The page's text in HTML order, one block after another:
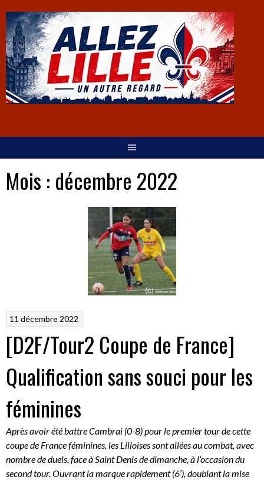
Mois : décembre 2022
11 décembre 2022
[D2F/Tour2 Coupe de France]
Qualification sans souci pour les
féminines
Après avoir été battre Cambrai (0-8) pour le premier tour de cette
coupe de France féminines, les Lilloises sont allées au combat, avec
nombre de duels, face à Saint Denis de dimanche, à l’occasion du
second tour. Ouvrant la marque rapidement (6′), doublant la mise